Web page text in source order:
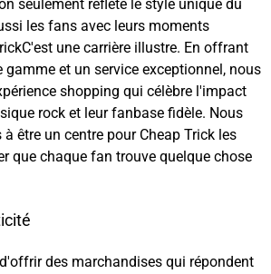
seulement reflète le style unique du
les fans avec leurs moments
une carrière illustre. En offrant
et un service exceptionnel, nous
shopping qui célèbre l'impact
rock et leur fanbase fidèle. Nous
être un centre pour Cheap Trick les
que chaque fan trouve quelque chose
des marchandises qui répondent